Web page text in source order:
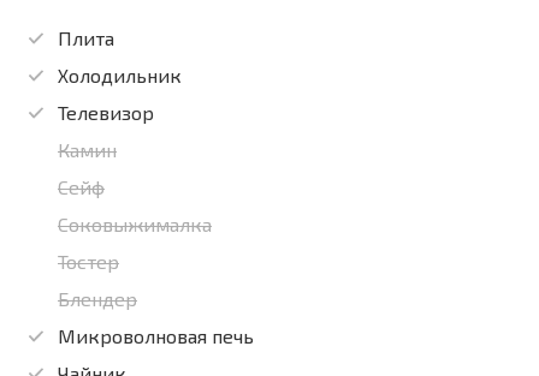
Плита
Холодильник
Телевизор
Камин
Сейф
Соковыжималка
Тостер
Блендер
Микроволновая печь